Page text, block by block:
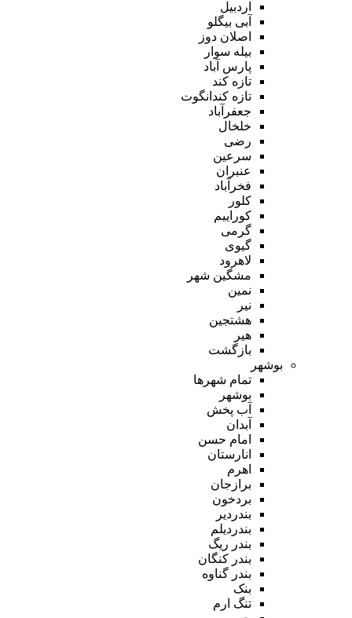
اردبیل
آبی بیگلو
اصلان دوز
بیله سوار
پارس آباد
تازه کند
تازه کندانگوت
جعفرآباد
خلخال
رضی
سرعین
عنبران
فخرآباد
کلور
کوراییم
گرمی
گیوی
لاهرود
مشگین شهر
نمین
نیر
هشتجین
هیر
بازگشت
بوشهر
تمام شهر‌ها
بوشهر
آب پخش
آبدان
امام حسن
انارستان
اهرم
برازجان
بردخون
بندردیر
بندردیلم
بندر ریگ
بندر کنگان
بندر گناوه
بنک
تنگ ارم